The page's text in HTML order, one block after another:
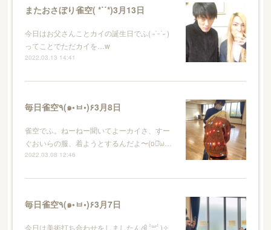
またおさぼり雀空( *˙˙*)3月13日
今日はお父さんことカイの誕生日でふ( ˶˙ᵕ˙˶ )
ってことでただカイを…w
2022.03.13 14:41
毎日雀空٩(๑•ㅂ•)۶3月8日
雀空でふ。ねーねー聞いてよーカイさ、すー
ぐおいらの服、着ようとするんだよ〜(o꒪ͧω…
2022.03.08 12:46
毎日雀空٩(๑•ㅂ•)۶3月7日
今日は美術打ち合わせをしましたんദ്ദി ˉ͈̀꒳ˉ͈́ )✧